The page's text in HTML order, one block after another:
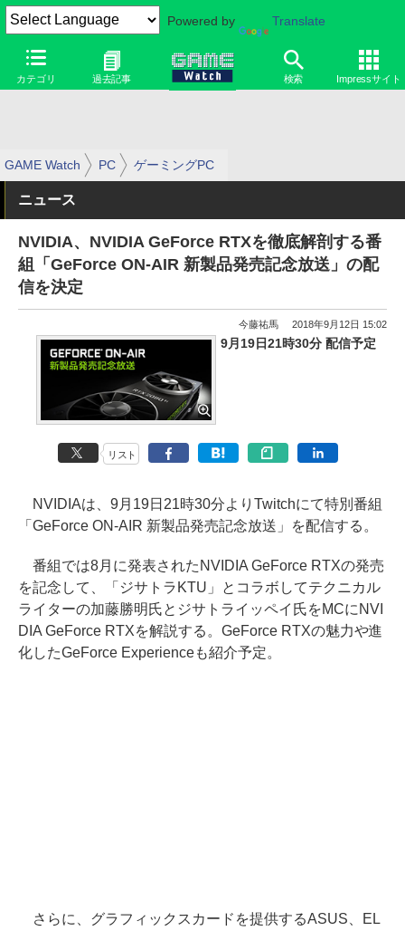
Powered by Translate
カテゴリ 過去記事 検索 Impressサイト
GAME Watch PC ゲーミングPC
ニュース
NVIDIA、NVIDIA GeForce RTXを徹底解剖する番
組「GeForce ON-AIR 新製品発売記念放送」の配
信を決定
今藤祐馬 2018年9月12日 15:02
9月19日21時30分 配信予定
リスト
NVIDIAは、9月19日21時30分よりTwitchにて特別番組
「GeForce ON-AIR 新製品発売記念放送」を配信する。
番組では8月に発表されたNVIDIA GeForce RTXの発売
を記念して、「ジサトラKTU」とコラボしてテクニカル
ライターの加藤勝明氏とジサトライッペイ氏をMCにNVI
DIA GeForce RTXを解説する。GeForce RTXの魅力や進
化したGeForce Experienceも紹介予定。
さらに、グラフィックスカードを提供するASUS、EL